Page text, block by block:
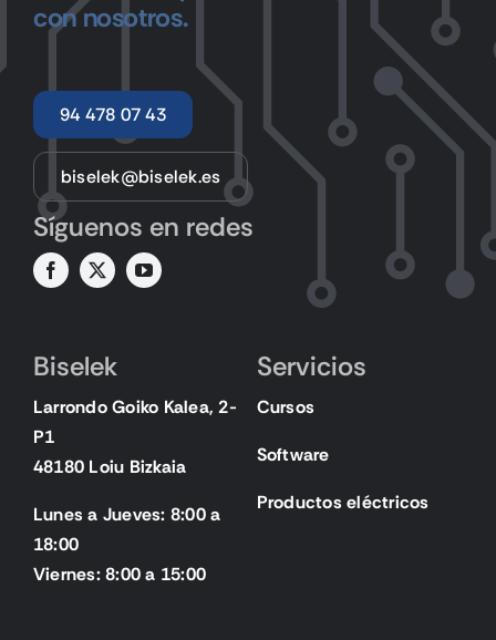
con nosotros.
94 478 07 43
biselek@biselek.es
Síguenos en redes
Biselek
Larrondo Goiko Kalea, 2-
P1
48180 Loiu Bizkaia
Lunes a Jueves: 8:00 a
18:00
Viernes: 8:00 a 15:00
Servicios
Cursos
Software
Productos eléctricos